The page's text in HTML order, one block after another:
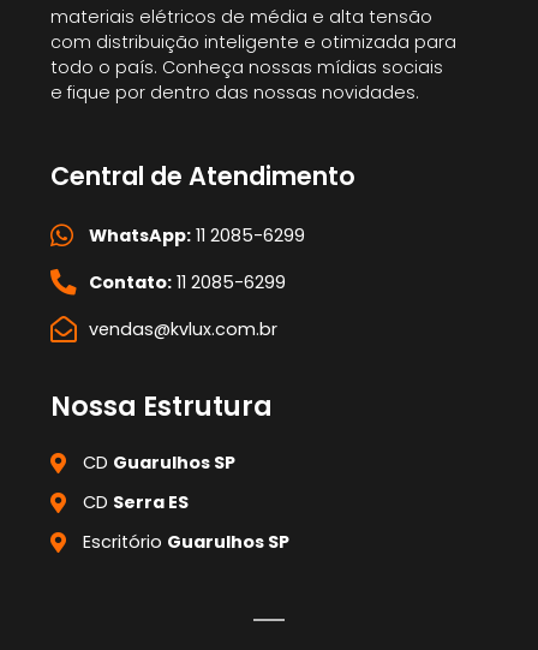
materiais elétricos de média e alta tensão
com distribuição inteligente e otimizada para
todo o país. Conheça nossas mídias sociais
e fique por dentro das nossas novidades.
Central de Atendimento
WhatsApp:11 2085-6299
Contato:11 2085-6299
vendas@kvlux.com.br
Nossa Estrutura
CD Guarulhos SP
CD Serra ES
Escritório Guarulhos SP